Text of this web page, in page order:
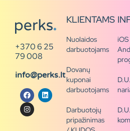
+370 6 25
79 008
info@perks.lt
KLIENTAMS
Nuolaidos
darbuotojams
Dovanų
kuponai
darbuotojams
Darbuotojų
pripažinimas
iOS